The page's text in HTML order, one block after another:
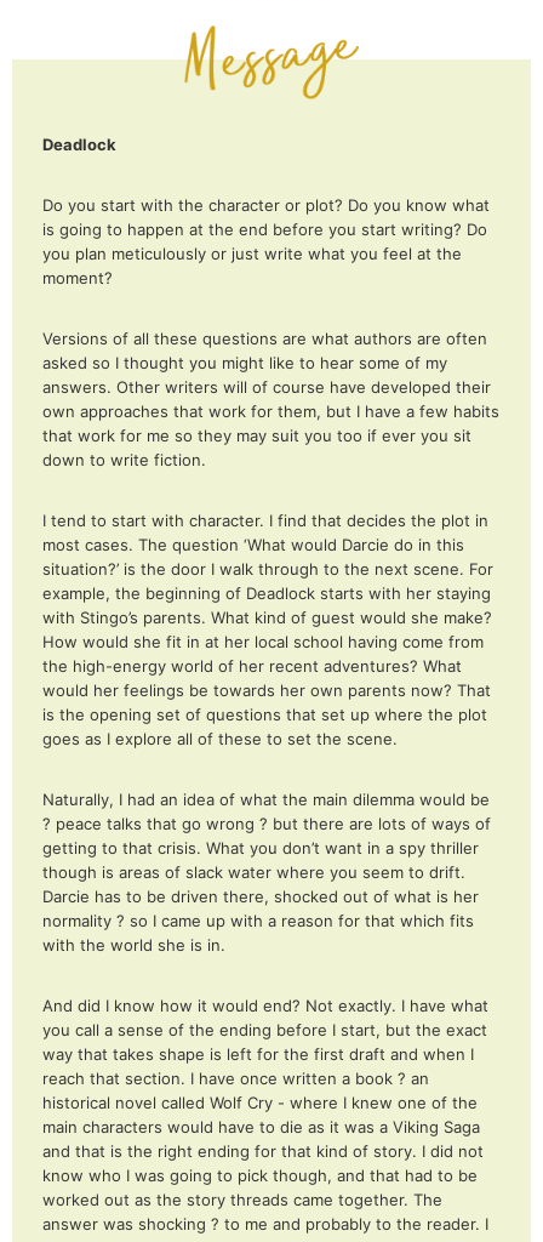
Deadlock
Do you start with the character or plot? Do you know what
is going to happen at the end before you start writing? Do
you plan meticulously or just write what you feel at the
moment?
Versions of all these questions are what authors are often
asked so I thought you might like to hear some of my
answers. Other writers will of course have developed their
own approaches that work for them, but I have a few habits
that work for me so they may suit you too if ever you sit
down to write fiction.
I tend to start with character. I find that decides the plot in
most cases. The question ‘What would Darcie do in this
situation?’ is the door I walk through to the next scene. For
example, the beginning of Deadlock starts with her staying
with Stingo’s parents. What kind of guest would she make?
How would she fit in at her local school having come from
the high-energy world of her recent adventures? What
would her feelings be towards her own parents now? That
is the opening set of questions that set up where the plot
goes as I explore all of these to set the scene.
Naturally, I had an idea of what the main dilemma would be
? peace talks that go wrong ? but there are lots of ways of
getting to that crisis. What you don’t want in a spy thriller
though is areas of slack water where you seem to drift.
Darcie has to be driven there, shocked out of what is her
normality ? so I came up with a reason for that which fits
with the world she is in.
And did I know how it would end? Not exactly. I have what
you call a sense of the ending before I start, but the exact
way that takes shape is left for the first draft and when I
reach that section. I have once written a book ? an
historical novel called Wolf Cry - where I knew one of the
main characters would have to die as it was a Viking Saga
and that is the right ending for that kind of story. I did not
know who I was going to pick though, and that had to be
worked out as the story threads came together. The
answer was shocking ? to me and probably to the reader. I